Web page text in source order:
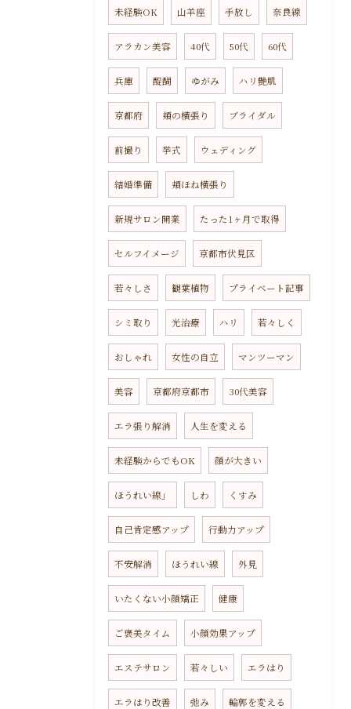
未経験OK 山羊座 手放し 奈良線
アラカン美容 40代 50代 60代
兵庫 醍醐 ゆがみ ハリ艶肌
京都府 頬の横張り ブライダル
前撮り 挙式 ウェディング
結婚準備 頬ほね横張り
新規サロン開業 たった1ヶ月で取得
セルフイメージ 京都市伏見区
若々しさ 観葉植物 プライベート記事
シミ取り 光治療 ハリ 若々しく
おしゃれ 女性の自立 マンツーマン
美容 京都府京都市 30代美容
エラ張り解消 人生を変える
未経験からでもOK 顔が大きい
ほうれい線」 しわ くすみ
自己肯定感アップ 行動力アップ
不安解消 ほうれい線 外見
いたくない小顔矯正 健康
ご褒美タイム 小顔効果アップ
エステサロン 若々しい エラはり
エラはり改善 弛み 輪郭を変える